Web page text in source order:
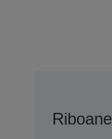
Riboane